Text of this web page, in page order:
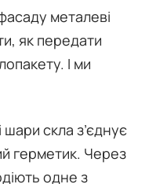
металеві
як передати
І ми
скла з’єднує
герметик. Через
одне з